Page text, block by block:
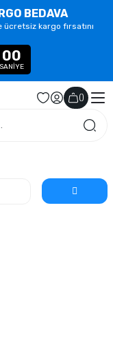
BEDAVA
kargo fırsatını
00
SANIYE
()